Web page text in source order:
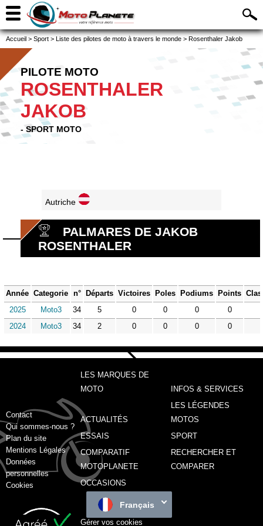
Accueil > Sport > Liste des pilotes de moto à travers le monde > Rosenthaler Jakob
PILOTE MOTO
ROSENTHALER
JAKOB
- SPORT MOTO
Autriche
PALMARES DE JAKOB
ROSENTHALER
Année Categorie n° Départs Victoires Poles Podiums Points
2025
Moto3 34 5 0 0 0
0
2024
Moto3 34 2 0 0 0 0
Contact
Qui sommes-nous ?
Plan du site
Mentions Légales
Données
personnelles
Cookies
LES MARQUES DE
MOTO
INFOS & SERVICES
ACTUALITÉS
LES LÉGENDES
MOTOS
ESSAIS
SPORT
COMPARATIF
MOTOPLANETE
RECHERCHER ET
COMPARER
OCCASIONS
Français
Gérer vos cookies